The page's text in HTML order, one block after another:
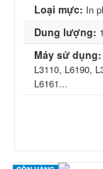
Loại mực: In
Dung lượng:
Máy sử dụng:
L3110, L6190,
L6161...